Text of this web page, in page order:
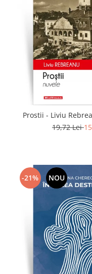
Prostii - Liviu
19,72 Lei
-21% NOU